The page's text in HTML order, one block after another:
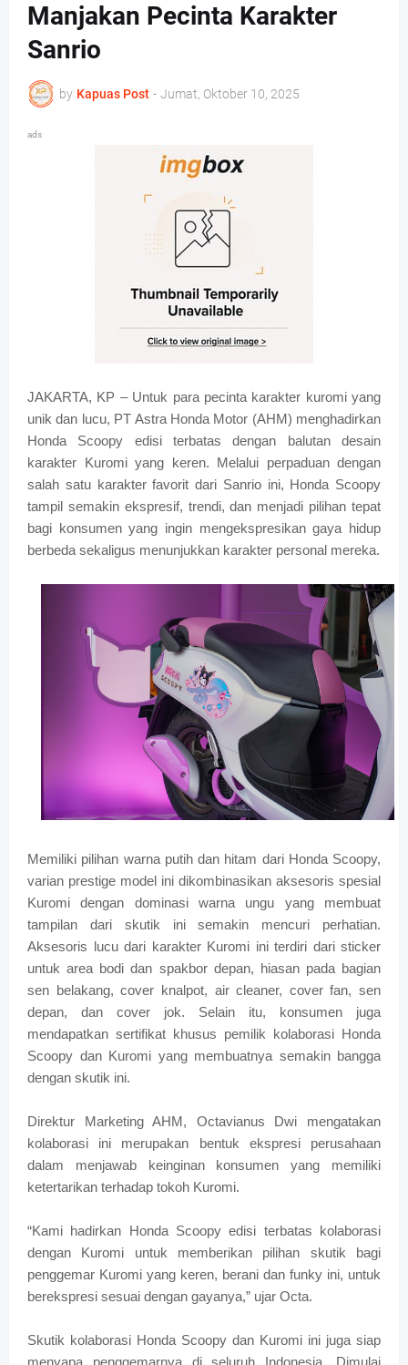
Manjakan Pecinta Karakter
Sanrio
by Kapuas Post - Jumat, Oktober 10, 2025
ads
JAKARTA, KP – Untuk para pecinta karakter kuromi yang
unik dan lucu, PT Astra Honda Motor (AHM) menghadirkan
Honda Scoopy edisi terbatas dengan balutan desain
karakter Kuromi yang keren. Melalui perpaduan dengan
salah satu karakter favorit dari Sanrio ini, Honda Scoopy
tampil semakin ekspresif, trendi, dan menjadi pilihan tepat
bagi konsumen yang ingin mengekspresikan gaya hidup
berbeda sekaligus menunjukkan karakter personal mereka.
Memiliki pilihan warna putih dan hitam dari Honda Scoopy,
varian prestige model ini dikombinasikan aksesoris spesial
Kuromi dengan dominasi warna ungu yang membuat
tampilan dari skutik ini semakin mencuri perhatian.
Aksesoris lucu dari karakter Kuromi ini terdiri dari sticker
untuk area bodi dan spakbor depan, hiasan pada bagian
sen belakang, cover knalpot, air cleaner, cover fan, sen
depan, dan cover jok. Selain itu, konsumen juga
mendapatkan sertifikat khusus pemilik kolaborasi Honda
Scoopy dan Kuromi yang membuatnya semakin bangga
dengan skutik ini.
Direktur Marketing AHM, Octavianus Dwi mengatakan
kolaborasi ini merupakan bentuk ekspresi perusahaan
dalam menjawab keinginan konsumen yang memiliki
ketertarikan terhadap tokoh Kuromi.
“Kami hadirkan Honda Scoopy edisi terbatas kolaborasi
dengan Kuromi untuk memberikan pilihan skutik bagi
penggemar Kuromi yang keren, berani dan funky ini, untuk
berekspresi sesuai dengan gayanya,” ujar Octa.
Skutik kolaborasi Honda Scoopy dan Kuromi ini juga siap
menyapa penggemarnya di seluruh Indonesia. Dimulai